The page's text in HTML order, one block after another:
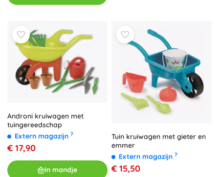
Androni kruiwagen met
tuingereedschap
Extern magazijn ?
€ 17,90
In mandje
Tuin kruiwagen met gieter en
emmer
Extern magazijn ?
€ 15,50